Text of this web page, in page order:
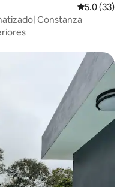
Calificación
5.0 (33)
Constanza
huéspedes